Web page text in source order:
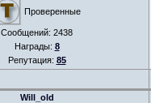
Проверенные
Сообщений: 2438
Награды: 8
Репутация: 85
Will_old